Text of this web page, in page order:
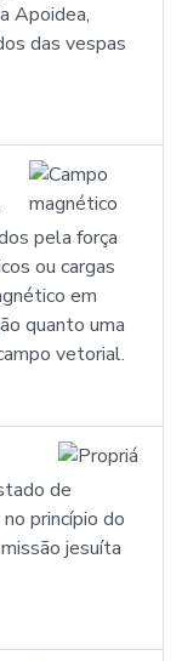
Apoidea,
das vespas
pela força
ou cargas
em
quanto uma
vetorial.
de
princípio do
jesuíta